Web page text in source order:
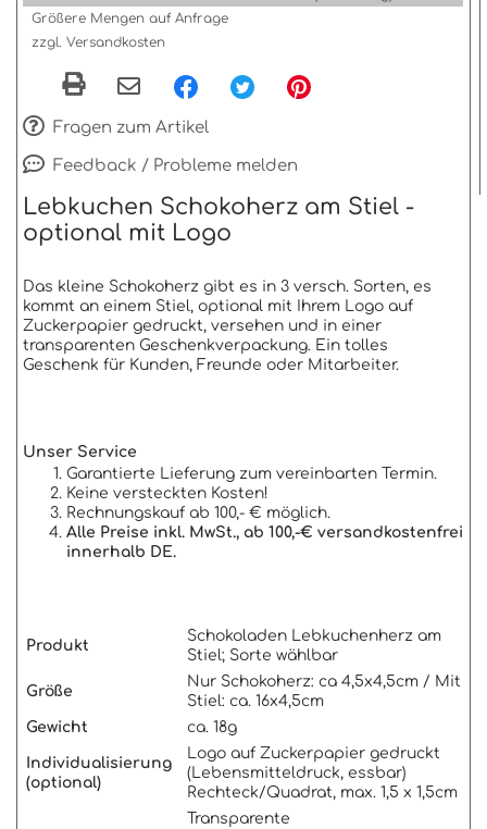
Größere Mengen auf Anfrage
zzgl. Versandkosten
Fragen zum Artikel
Feedback / Probleme melden
Lebkuchen Schokoherz am Stiel -
optional mit Logo
Das kleine Schokoherz gibt es in 3 versch. Sorten, es
kommt an einem Stiel, optional mit Ihrem Logo auf
Zuckerpapier gedruckt, versehen und in einer
transparenten Geschenkverpackung. Ein tolles
Geschenk für Kunden, Freunde oder Mitarbeiter.
Unser Service
Garantierte Lieferung zum vereinbarten Termin.
Keine versteckten Kosten!
Rechnungskauf ab 100,- € möglich.
Alle Preise inkl. MwSt., ab 100,-€ versandkostenfrei
innerhalb DE.
Produkt
Schokoladen Lebkuchenherz am
Stiel; Sorte wählbar
Größe
Nur Schokoherz: ca 4,5x4,5cm / Mit
Stiel: ca. 16x4,5cm
Gewicht
ca. 18g
Individualisierung
(optional)
Logo auf Zuckerpapier gedruckt
(Lebensmitteldruck, essbar)
Rechteck/Quadrat, max. 1,5 x 1,5cm
Transparente